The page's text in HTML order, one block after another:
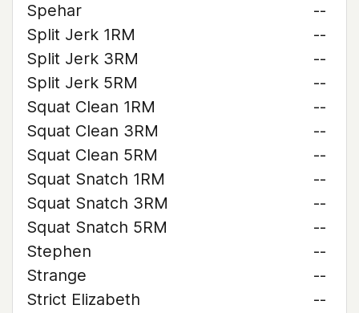
Spehar
--
Split Jerk 1RM
--
Split Jerk 3RM
--
Split Jerk 5RM
--
Squat Clean 1RM
--
Squat Clean 3RM
--
Squat Clean 5RM
--
Squat Snatch 1RM
--
Squat Snatch 3RM
--
Squat Snatch 5RM
--
Stephen
--
Strange
--
Strict Elizabeth
--